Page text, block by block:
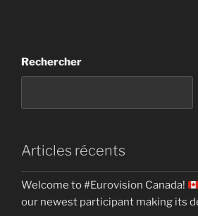
Rechercher
Articles récents
Welcome to #Eurovision Canada!
our newest participant making its